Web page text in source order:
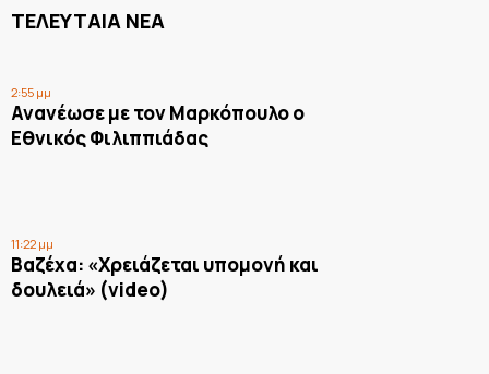
ΤΕΛΕΥΤΑΙΑ ΝΕΑ
2:55 μμ
Ανανέωσε με τον Μαρκόπουλο ο
Εθνικός Φιλιππιάδας
11:22 μμ
Βαζέχα: «Χρειάζεται υπομονή και
δουλειά» (video)